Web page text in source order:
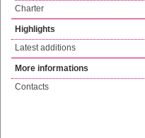
Charter
Highlights
Latest additions
More informations
Contacts